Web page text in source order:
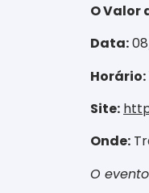
O Valor
Data:
Horário:
Site:
Onde:
O